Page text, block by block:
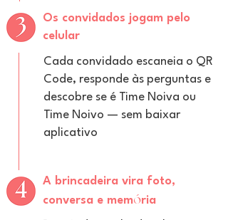
Os convidados jogam pelo
celular
Cada convidado escaneia o QR
Code, responde às perguntas e
descobre se é Time Noiva ou
Time Noivo — sem baixar
aplicativo
A brincadeira vira foto,
conversa e memória